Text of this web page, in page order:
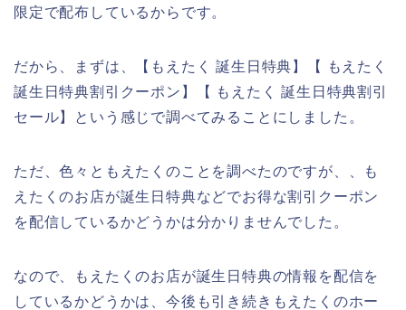
限定で配布しているからです。
だから、まずは、【もえたく 誕生日特典】【 もえたく
誕生日特典割引クーポン】【 もえたく 誕生日特典割引
セール】という感じで調べてみることにしました。
ただ、色々ともえたくのことを調べたのですが、、も
えたくのお店が誕生日特典などでお得な割引クーポン
を配信しているかどうかは分かりませんでした。
なので、もえたくのお店が誕生日特典の情報を配信を
しているかどうかは、今後も引き続きもえたくのホー